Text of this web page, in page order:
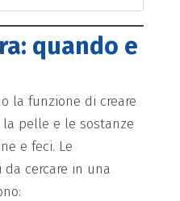
quando e
la funzione di creare
pelle e le sostanze
e feci. Le
cercare in una